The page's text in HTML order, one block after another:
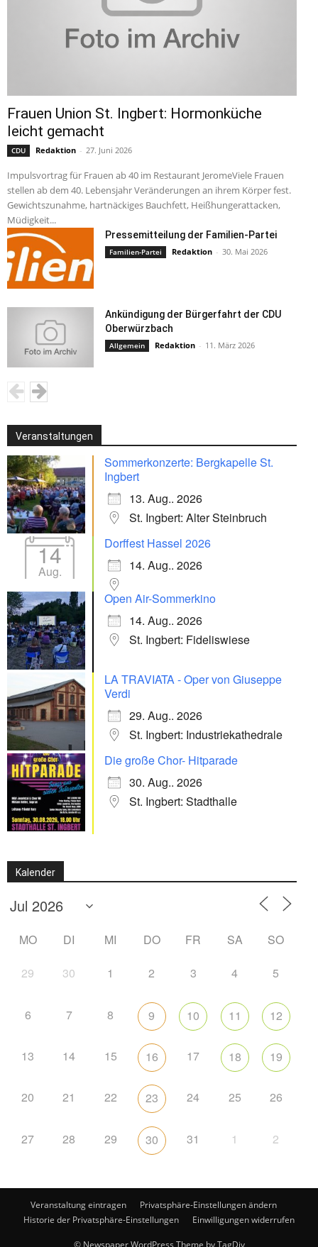
Frauen Union St. Ingbert: Hormonküche
leicht gemacht
CDU Redaktion - 27. Juni 2026
Impulsvortrag für Frauen ab 40 im Restaurant JeromeViele Frauen
stellen ab dem 40. Lebensjahr Veränderungen an ihrem Körper fest.
Gewichtszunahme, hartnäckiges Bauchfett, Heißhungerattacken,
Müdigkeit...
Pressemitteilung der Familien-Partei
Familien-Partei Redaktion - 30. Mai 2026
Ankündigung der Bürgerfahrt der CDU
Oberwürzbach
Allgemein Redaktion - 11. März 2026
Veranstaltungen
Sommerkonzerte: Bergkapelle St.
Ingbert
13. Aug.. 2026
St. Ingbert: Alter Steinbruch
14
Aug.
Dorffest Hassel 2026
14. Aug.. 2026
Open Air-Sommerkino
14. Aug.. 2026
St. Ingbert: Fideliswiese
LA TRAVIATA - Oper von Giuseppe
Verdi
29. Aug.. 2026
St. Ingbert: Industriekathedrale
Die große Chor- Hitparade
30. Aug.. 2026
St. Ingbert: Stadthalle
Kalender
MO DI MI DO FR SA SO
29 30 1 2 3 4 5
6 7 8 9 10 11 12
13 14 15 16 17 18 19
20 21 22 23 24 25 26
27 28 29 30 31 1 2
Veranstaltung eintragen
Privatsphäre-Einstellungen ändern
Historie der Privatsphäre-Einstellungen
Einwilligungen widerrufen
© Newspaper WordPress Theme by TagDiv